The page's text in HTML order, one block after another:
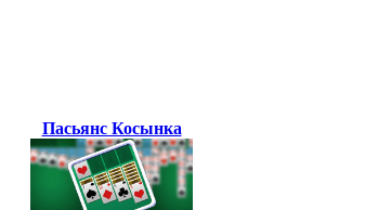
Пасьянс Косынка